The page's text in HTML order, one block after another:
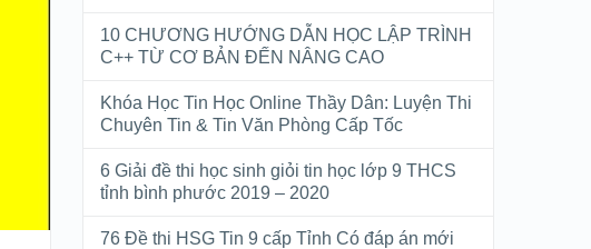
10 CHƯƠNG HƯỚNG DẪN HỌC LẬP TRÌNH
C++ TỪ CƠ BẢN ĐẾN NÂNG CAO
Khóa Học Tin Học Online Thầy Dân: Luyện Thi
Chuyên Tin & Tin Văn Phòng Cấp Tốc
6 Giải đề thi học sinh giỏi tin học lớp 9 THCS
tỉnh bình phước 2019 – 2020
76 Đề thi HSG Tin 9 cấp Tỉnh Có đáp án mới